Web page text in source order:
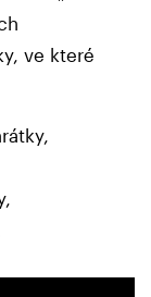
ve které